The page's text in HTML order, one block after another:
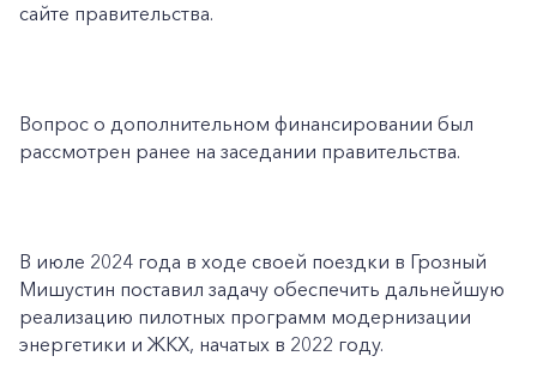
сайте правительства.
Вопрос о дополнительном финансировании был
рассмотрен ранее на заседании правительства.
В июле 2024 года в ходе своей поездки в Грозный
Мишустин поставил задачу обеспечить дальнейшую
реализацию пилотных программ модернизации
энергетики и ЖКХ, начатых в 2022 году.